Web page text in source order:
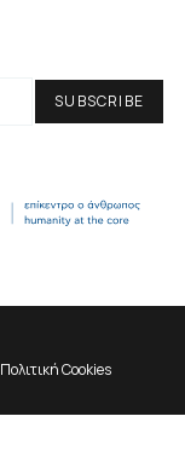
Πολιτική Cookies